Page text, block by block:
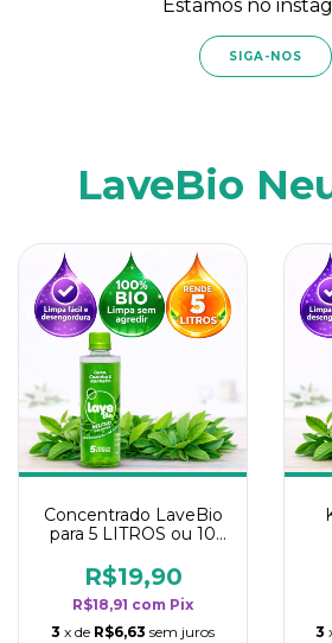
Estamos no
SIGA-NOS
LaveBio
Concentrado LaveBio
para 5 LITROS ou 10
rendimento da
categoria - Neutro
R$19,90
R$18,91 com Pix
3 x de R$6,63 sem juros
3